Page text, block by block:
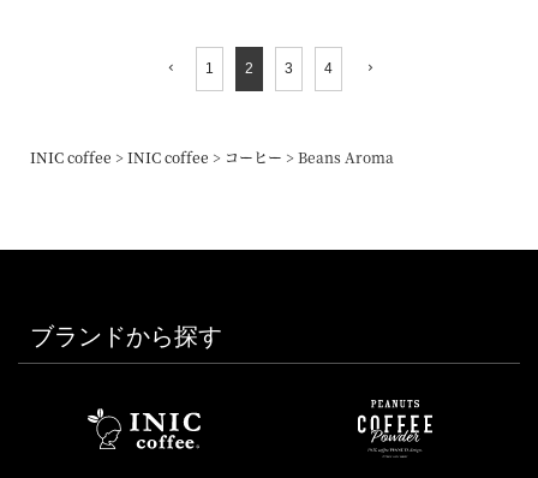
1 2 3 4
INIC coffee INIC coffee コーヒー Beans Aroma
ブランドから探す